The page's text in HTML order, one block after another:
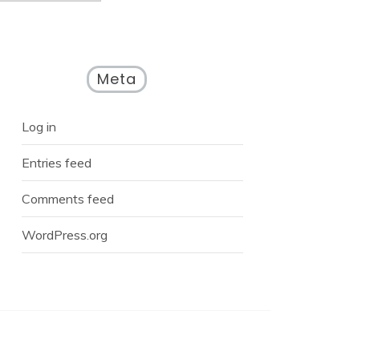
Meta
Log in
Entries feed
Comments feed
WordPress.org